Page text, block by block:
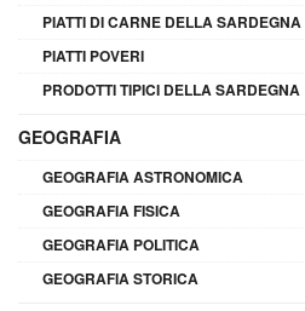
PIATTI DI CARNE DELLA SARDEGNA
PIATTI POVERI
PRODOTTI TIPICI DELLA SARDEGNA
GEOGRAFIA
GEOGRAFIA ASTRONOMICA
GEOGRAFIA FISICA
GEOGRAFIA POLITICA
GEOGRAFIA STORICA